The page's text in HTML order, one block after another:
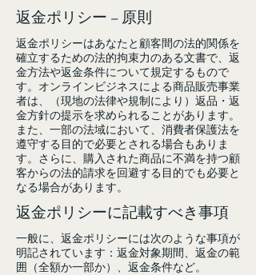
返金ポリシー – 原則
返金ポリシーはあなたと顧客間の法的関係を
確立するための法的拘束力のある文書で、返
金方法や返金条件について規定するもので
す。オンラインビジネスによる商品販売事業
者は、（現地の法律や規制により）返品・返
金方針の提示を求められることがあります。
また、一部の法域において、消費者保護法を
遵守する目的で必要とされる場合もありま
す。さらに、購入された商品に不満を持つ顧
客からの法的請求を回避する目的でも必要と
なる場合があります。
返金ポリシーに記載すべき事項
一般に、返金ポリシーには次のような事項が
明記されています：返金対象期間、返金の範
囲（全額か一部か）、返金条件など。